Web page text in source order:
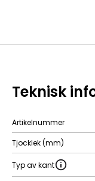
Teknisk
Artikelnummer
Tjocklek (mm)
Typ av kant